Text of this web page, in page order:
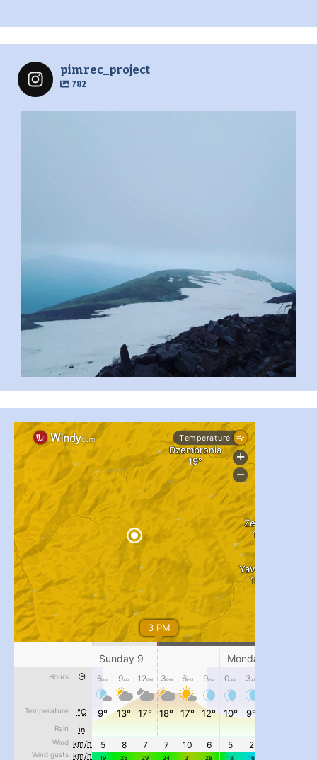
pimrec_project
782
...
pimrec_project
#PipIvanToday...
pimrec_project